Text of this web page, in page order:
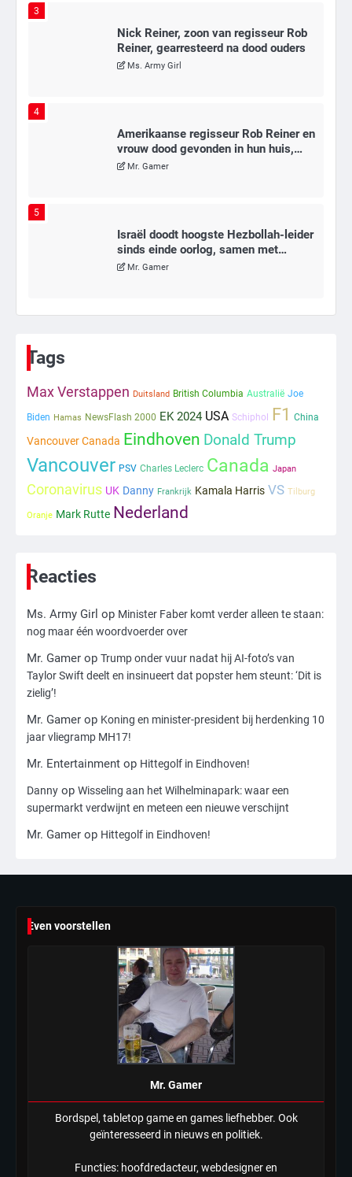
3
Nick Reiner, zoon van regisseur Rob
Reiner, gearresteerd na dood ouders
Ms. Army Girl
4
Amerikaanse regisseur Rob Reiner en
vrouw dood gevonden in hun huis,
eigen zoon hoofdverdachte
Mr. Gamer
5
Israël doodt hoogste Hezbollah-leider
sinds einde oorlog, samen met
meerdere omwonenden
Mr. Gamer
6
1
Kleine veranderingen op komst
2
3
Nick Reiner, zoon van regisseur Rob
Reiner, gearresteerd na dood ouders
Ms. Army Girl
4
Amerikaanse regisseur Rob Reiner en
eigen zoon hoofdverdachte
Mr. Gamer
Israël doodt hoogste Hezbollah-leider
in nieuwe aanpak van begeleiding
kwetsbare inwoners door Siem,
ondanks onrust’
Mr. Gamer
Tags
Max Verstappen Duitsland British Columbia Australië Joe
Biden Hamas NewsFlash 2000 EK 2024 USA Schiphol F1 China
Vancouver Canada Eindhoven Donald Trump
Vancouver PSV Charles Leclerc Canada Japan
Coronavirus UK Danny Frankrijk Kamala Harris VS Tilburg
Oranje Mark Rutte Nederland
Reacties
Ms. Army Girl op Minister Faber komt verder alleen te staan:
nog maar één woordvoerder over
Mr. Gamer op Trump onder vuur nadat hij AI-foto’s van
Taylor Swift deelt en insinueert dat popster hem steunt: ‘Dit is
zielig’!
Mr. Gamer op Koning en minister-president bij herdenking 10
jaar vliegramp MH17!
Mr. Entertainment op Hittegolf in Eindhoven!
Danny op Wisseling aan het Wilhelminapark: waar een
supermarkt verdwijnt en meteen een nieuwe verschijnt
Mr. Gamer op Hittegolf in Eindhoven!
Even voorstellen
Mr. Gamer
Bordspel, tabletop game en games liefhebber. Ook
geïnteresseerd in nieuws en politiek.
Functies: hoofdredacteur, webdesigner en